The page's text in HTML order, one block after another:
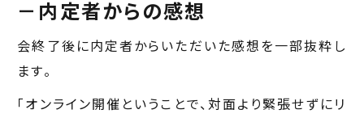
－ 内定者からの感想
会終了後に内定者からいただいた感想を一部抜粋し
ます。
「オンライン開催ということで、対面より緊張せずにリ